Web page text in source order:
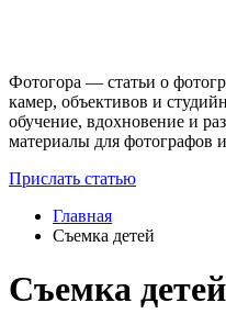
Фотогора — статьи о
камер, объективов и
обучение, вдохновение и
материалы для фотографов
Прислать статью
Главная
Съемка детей
Съемка детей